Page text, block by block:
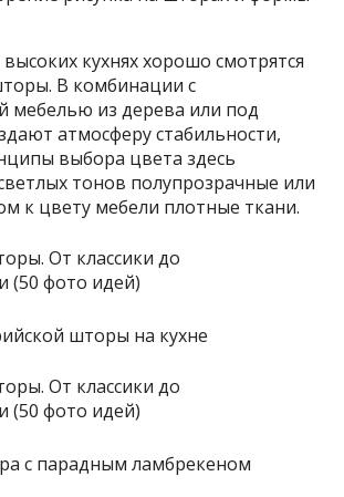
кухнях хорошо смотрятся
В комбинации с
мебелью из дерева или под
атмосферу стабильности,
выбора цвета здесь
тонов полупрозрачные или
к цвету мебели плотные ткани.
шторы на кухне
с парадным ламбрекеном